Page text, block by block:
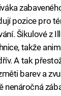
pozice pro
Šikulové z
takže
A tak
barev a
nenáročná